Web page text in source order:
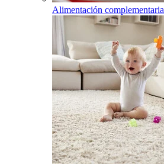
Alimentación complementaria